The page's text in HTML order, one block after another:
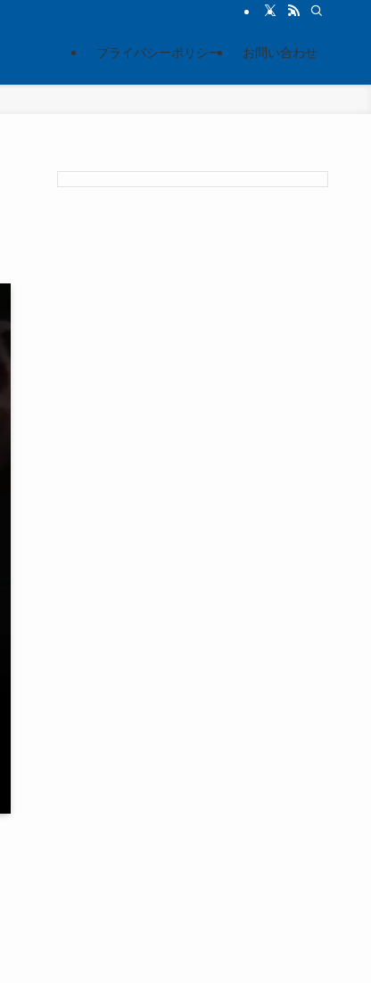
プライバシーポリシー お問い合わせ